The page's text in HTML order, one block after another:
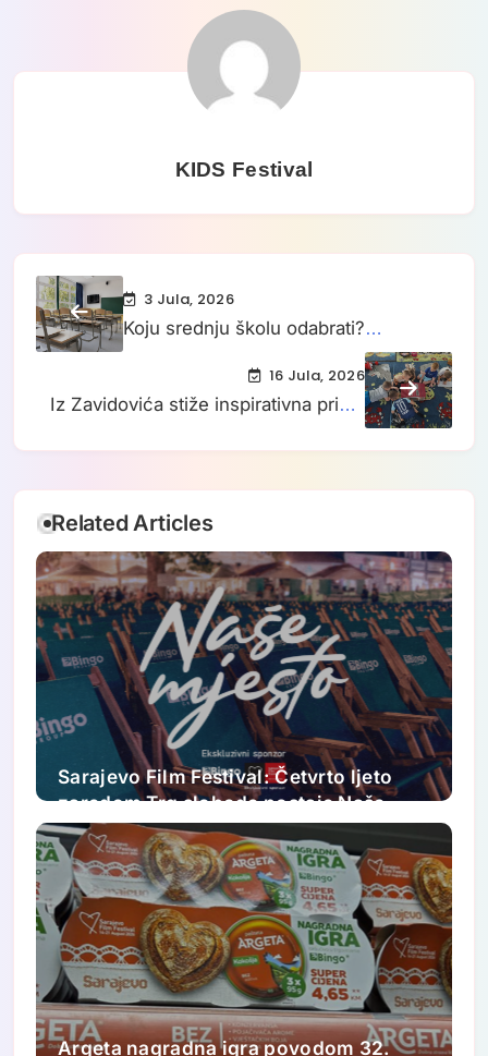
KIDS Festival
3 Jula, 2026
Koju srednju školu odabrati?
Informacije za učenike i roditelje pred
drugi upisni rok
16 Jula, 2026
Iz Zavidovića stiže inspirativna priča:
Related Articles
Sarajevo Film Festival: Četvrto ljeto
zaredom Trg slobode postaje Naše
mjesto – Bingo Ljetno kino Tuzla
Argeta nagradna igra povodom 32.